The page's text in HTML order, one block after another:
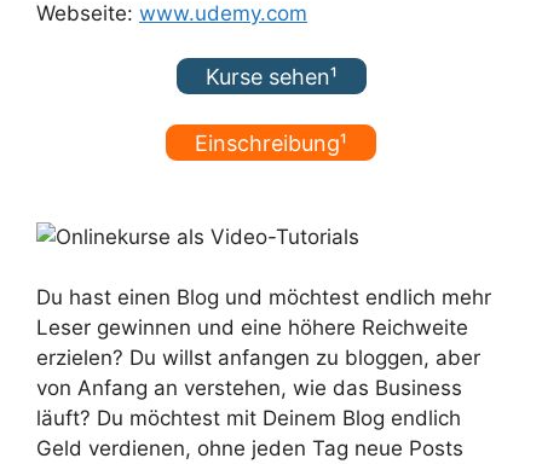
Webseite: www.udemy.com
Kurse sehen¹
Einschreibung¹
Du hast einen Blog und möchtest endlich mehr
Leser gewinnen und eine höhere Reichweite
erzielen? Du willst anfangen zu bloggen, aber
von Anfang an verstehen, wie das Business
läuft? Du möchtest mit Deinem Blog endlich
Geld verdienen, ohne jeden Tag neue Posts